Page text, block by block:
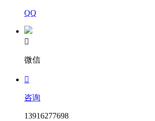
QQ

微信

咨询
13916277698